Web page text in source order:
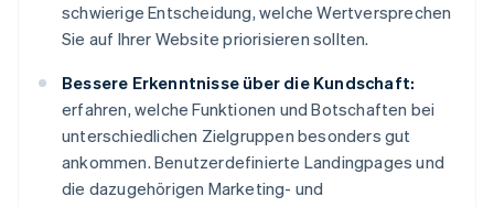
schwierige Entscheidung, welche Wertversprechen
Sie auf Ihrer Website priorisieren sollten.
Bessere Erkenntnisse über die Kundschaft:
erfahren, welche Funktionen und Botschaften bei
unterschiedlichen Zielgruppen besonders gut
ankommen. Benutzerdefinierte Landingpages und
die dazugehörigen Marketing- und